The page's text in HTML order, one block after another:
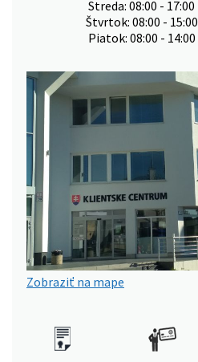
Streda: 08:00 - 17:00
Štvrtok: 08:00 - 15:00
Piatok: 08:00 - 14:00
Zobraziť na mape